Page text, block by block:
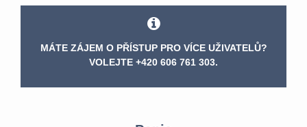
MÁTE ZÁJEM O PŘÍSTUP PRO VÍCE UŽIVATELŮ?
VOLEJTE +420 606 761 303.